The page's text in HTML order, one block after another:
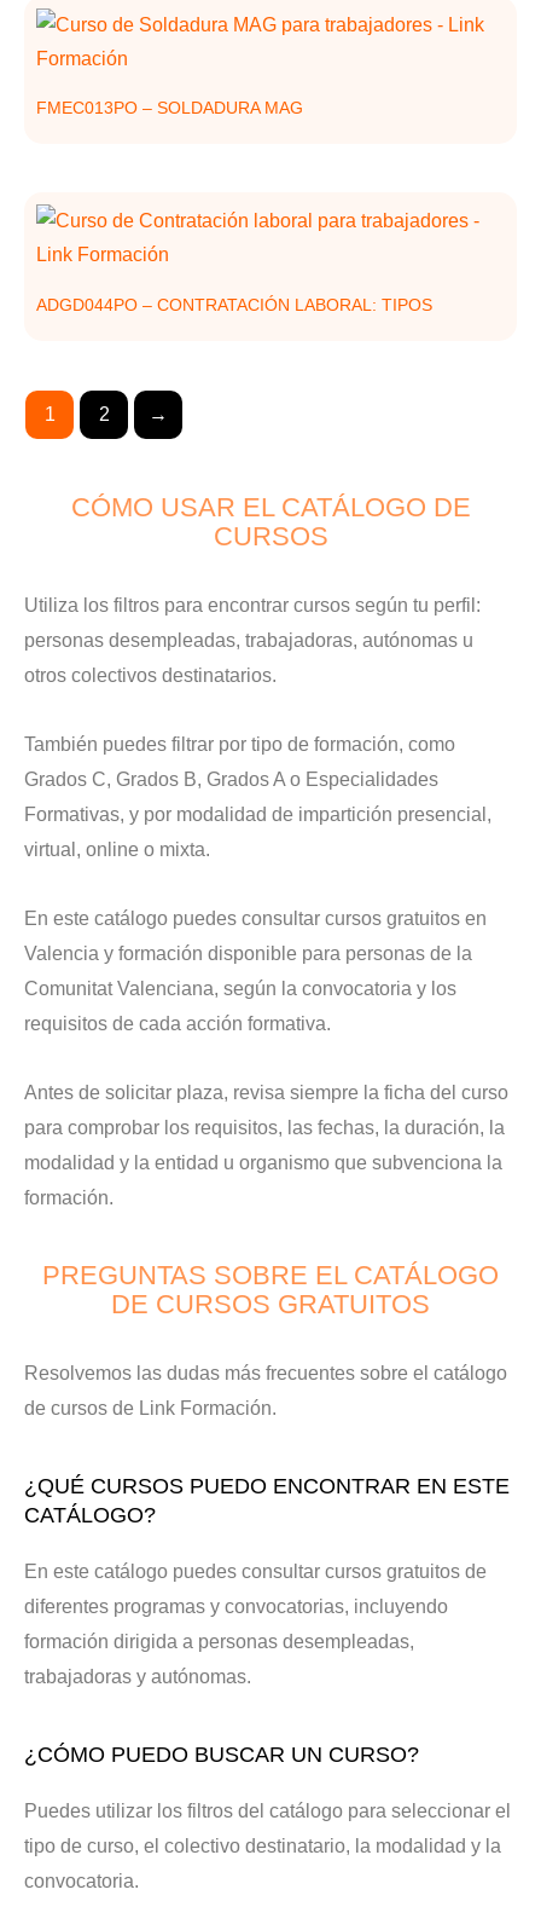
FMEC013PO – SOLDADURA MAG
ADGD044PO – CONTRATACIÓN LABORAL: TIPOS
1 2 →
CÓMO USAR EL CATÁLOGO DE
CURSOS
Utiliza los filtros para encontrar cursos según tu perfil:
personas desempleadas, trabajadoras, autónomas u
otros colectivos destinatarios.
También puedes filtrar por tipo de formación, como
Grados C, Grados B, Grados A o Especialidades
Formativas, y por modalidad de impartición presencial,
virtual, online o mixta.
En este catálogo puedes consultar cursos gratuitos en
Valencia y formación disponible para personas de la
Comunitat Valenciana, según la convocatoria y los
requisitos de cada acción formativa.
Antes de solicitar plaza, revisa siempre la ficha del curso
para comprobar los requisitos, las fechas, la duración, la
modalidad y la entidad u organismo que subvenciona la
formación.
PREGUNTAS SOBRE EL CATÁLOGO
DE CURSOS GRATUITOS
Resolvemos las dudas más frecuentes sobre el catálogo
de cursos de Link Formación.
¿QUÉ CURSOS PUEDO ENCONTRAR EN ESTE
CATÁLOGO?
En este catálogo puedes consultar cursos gratuitos de
diferentes programas y convocatorias, incluyendo
formación dirigida a personas desempleadas,
trabajadoras y autónomas.
¿CÓMO PUEDO BUSCAR UN CURSO?
Puedes utilizar los filtros del catálogo para seleccionar el
tipo de curso, el colectivo destinatario, la modalidad y la
convocatoria.